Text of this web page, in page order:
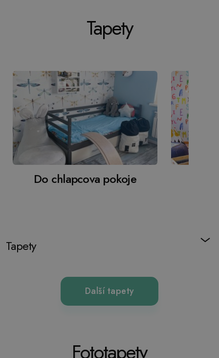
Tapety
Do chlapcova pokoje
Tapety
Další tapety
Fototapety